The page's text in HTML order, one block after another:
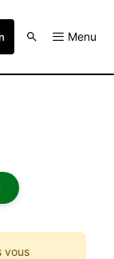
Menu
vous